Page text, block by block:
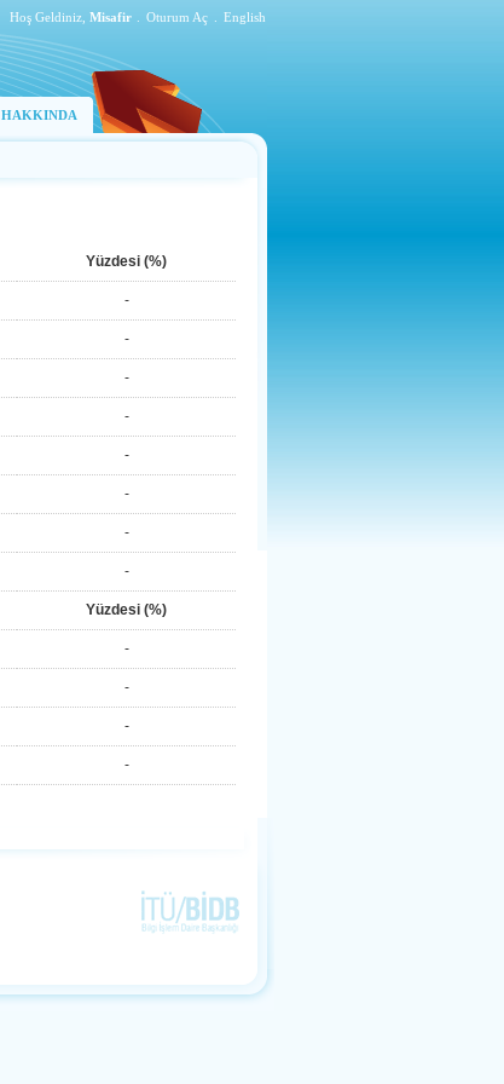
Hoş Geldiniz, Misafir Oturum Aç English
HAKKINDA
Yüzdesi (%)
-
-
-
-
-
-
-
-
Yüzdesi (%)
-
-
-
-